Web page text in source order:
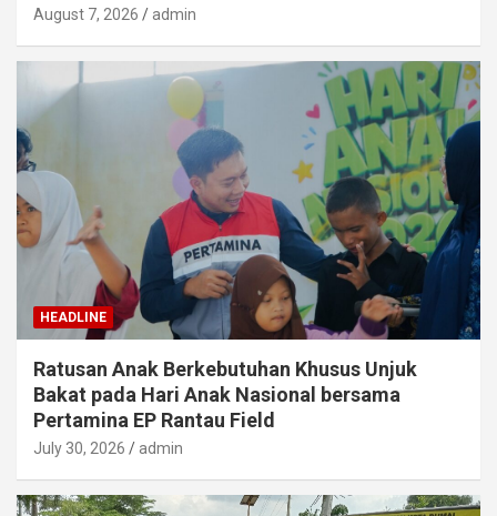
August 7, 2026 admin
HEADLINE
Ratusan Anak Berkebutuhan Khusus Unjuk
Bakat pada Hari Anak Nasional bersama
Pertamina EP Rantau Field
July 30, 2026 admin